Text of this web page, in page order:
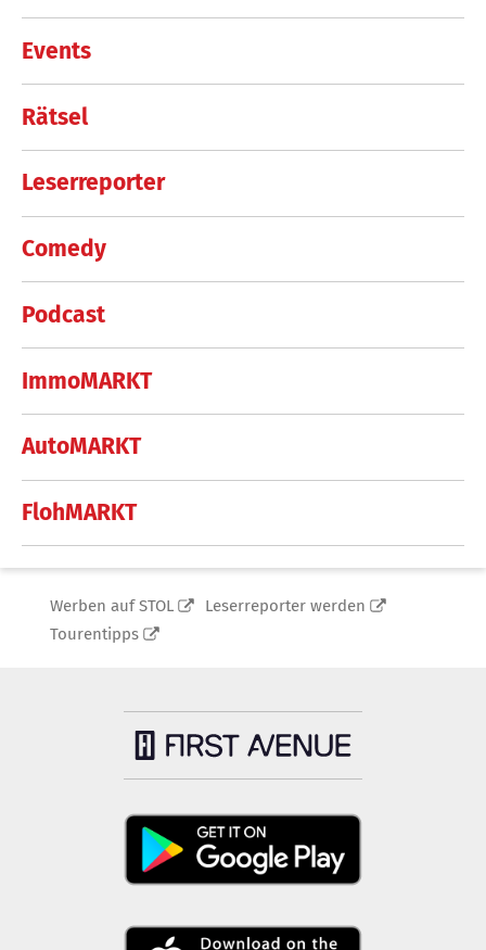
Events
Rätsel
Leserreporter
Comedy
Podcast
ImmoMARKT
AutoMARKT
FlohMARKT
Werben auf STOL
Leserreporter werden
Tourentipps